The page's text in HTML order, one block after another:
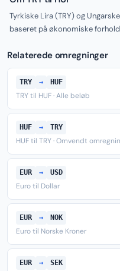
Tyrkiske Lira (TRY) og
baseret på økonomiske
Relaterede omregninger
TRY → HUF
TRY til HUF · Alle beløb
HUF → TRY
HUF til TRY · Omvendt
EUR → USD
Euro til Dollar
EUR → NOK
Euro til Norske Kroner
EUR → SEK